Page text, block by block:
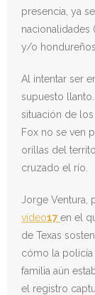
presencia, ya
nacionalidades
y/o
Al intentar ser
supuesto llanto.
situación de
Fox no se ven
orillas del
cruzado el río.
Jorge Ventura,
video17en el
de Texas
cómo la policía
familia aún
el registro